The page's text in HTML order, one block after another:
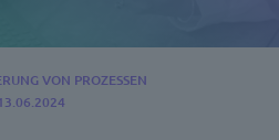
VON PROZESSEN